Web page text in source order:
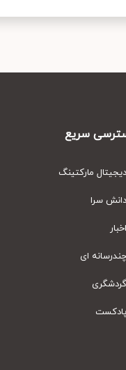
سریع
مارکتینگ
سرا
ای